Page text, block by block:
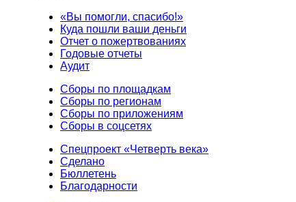
«Вы помогли, спасибо!»
Куда пошли ваши деньги
Отчет о пожертвованиях
Годовые отчеты
Аудит
Сборы по площадкам
Сборы по регионам
Сборы по приложениям
Сборы в соцсетях
Спецпроект «Четверть века»
Сделано
Бюллетень
Благодарности